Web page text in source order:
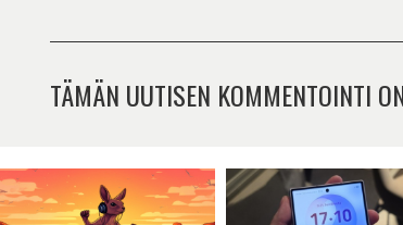
TÄMÄN UUTISEN KOMMENTOINTI